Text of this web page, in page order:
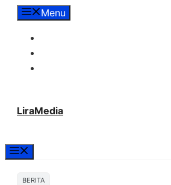
LangsungMenu
LiraMedia
BERITA